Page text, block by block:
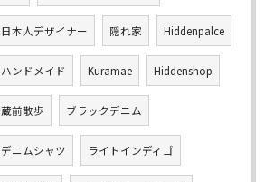
日本人デザイナー 隠れ家 Hiddenpalce
ハンドメイド Kuramae Hiddenshop
蔵前散歩 ブラックデニム
デニムシャツ ライトインディゴ